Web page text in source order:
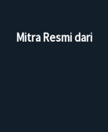
Mitra Resmi dari